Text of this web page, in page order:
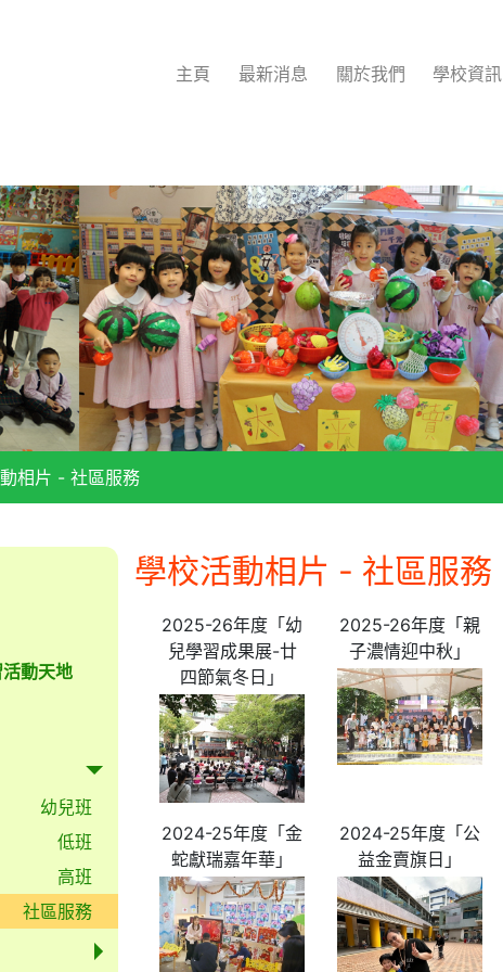
主頁 最新消息 關於我們 學校資訊
相片 - 社區服務
動天地
幼兒班
低班
高班
社區服務
學校活動相片 - 社區服務
2025-26年度「幼
兒學習成果展-廿
四節氣冬日」
2025-26年度「親
子濃情迎中秋」
2024-25年度「金
蛇獻瑞嘉年華」
2024-25年度「公
益金賣旗日」